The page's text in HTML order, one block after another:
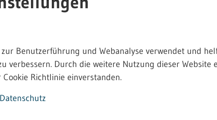
Beförderung gefährlicher Güter
für individuell zurechenbare öffentliche Leistungen
- UIGGebV)
(Gewerbeanzeigeverordnung -
Übermittlung elektronischer Akten zwischen Behörden
zur Benutzerführung und Webanalyse verwendet und
verbessern. Durch die weitere Nutzung dieser Website
Richtlinie einverstanden.
Datenschutz